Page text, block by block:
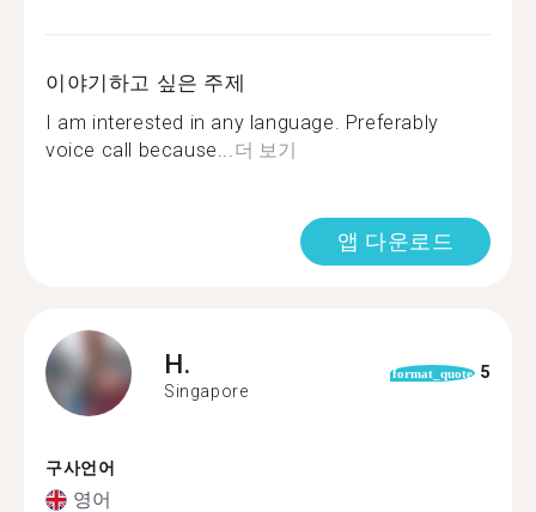
이야기하고 싶은 주제
I am interested in any language. Preferably
voice call because... 더 보기
앱 다운로드
H.
Singapore
format_quote 5
구사언어
영어